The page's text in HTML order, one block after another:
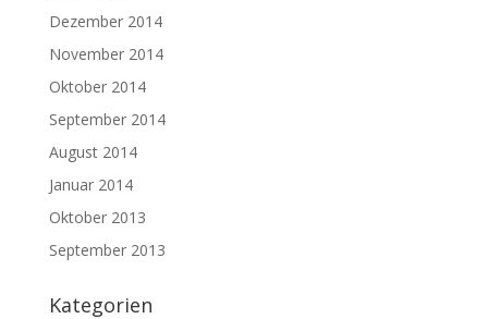
Dezember 2014
November 2014
Oktober 2014
September 2014
August 2014
Januar 2014
Oktober 2013
September 2013
Kategorien